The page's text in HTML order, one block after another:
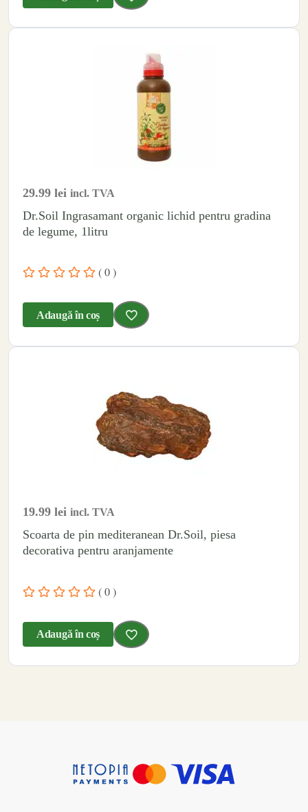
29.99 lei incl. TVA
Dr.Soil Ingrasamant organic lichid pentru gradina
de legume, 1litru
( 0 )
Adaugă în coș
19.99 lei incl. TVA
Scoarta de pin mediteranean Dr.Soil, piesa
decorativa pentru aranjamente
( 0 )
Adaugă în coș